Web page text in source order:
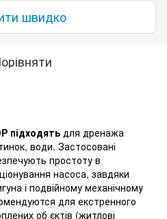
швидко
підходять для дренажа
води. Застосовані
простоту в
насоса, завдяки
і подвійному механічному
для екстренного
об єктів (житлові